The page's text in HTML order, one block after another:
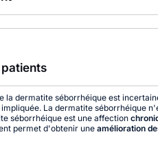
la dermatite séborrhéique est
La dermatite séborrhéique
séborrhéique est une affection
permet d'obtenir uneamélioration